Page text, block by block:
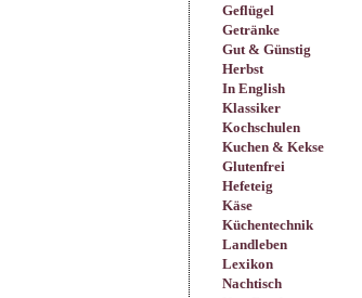
Geflügel
Getränke
Gut & Günstig
Herbst
In English
Klassiker
Kochschulen
Kuchen & Kekse
Glutenfrei
Hefeteig
Käse
Küchentechnik
Landleben
Lexikon
Nachtisch